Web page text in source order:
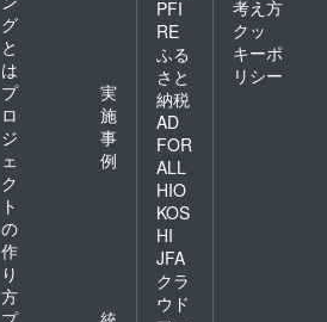
グ
と
は
プ
ロ
ジ
ェ
ク
ト
の
作
り
方
実
施
事
例
PFI
RE
ふる
さと
納税
AD
FOR
ALL
HIO
KOS
HI
JFA
クラ
ウド
考え方
クッ
キーポ
リシー